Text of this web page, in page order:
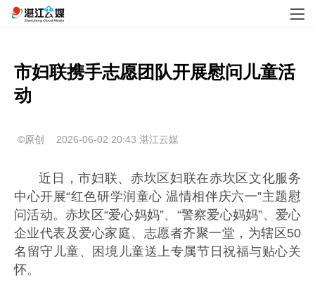
市妇联携手志愿团队开展慰问儿童活
动
©原创 2026-06-02 20:43 湛江云媒
近日，市妇联、赤坎区妇联在赤坎区文化服务
中心开展“红色研学润童心 温情相伴庆六一”主题慰
问活动。赤坎区“爱心妈妈”、“警察爱心妈妈”、爱心
企业代表及爱心家庭、志愿者齐聚一堂，为辖区50
名留守儿童、困境儿童送上专属节日祝福与贴心关
怀。